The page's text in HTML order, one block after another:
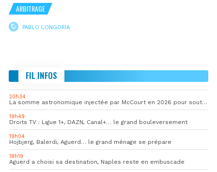
ARBITRAGE
PABLO LONGORIA
FIL INFOS
20h34
La somme astronomique injectée par McCourt en 2026 pour soutenir l’OM
19h49
Droits TV : Ligue 1+, DAZN, Canal+… le grand bouleversement
19h04
Hojbjerg, Balerdi, Aguerd… le grand ménage se prépare
18h19
Aguerd a choisi sa destination, Naples reste en embuscade